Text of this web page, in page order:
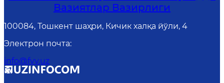
Вазиятлар Вазирлиги
100084, Тошкент шаҳри, Кичик халқа йўли, 4
Электрон почта:
info@fvv.uz